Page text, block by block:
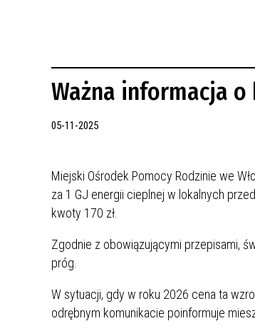
Ważna informacja o
05-11-2025
Miejski Ośrodek Pomocy Rodzinie we
za 1 GJ energii cieplnej w lokalnych
kwoty 170 zł.
Zgodnie z obowiązującymi przepisami,
próg.
W sytuacji, gdy w roku 2026 cena ta
odrębnym komunikacie poinformuje